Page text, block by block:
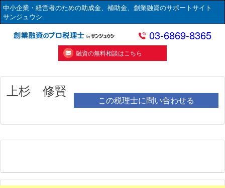
中小企業・経営者のための助成金、補助金、創業融資のサポートサイト
サンジュウシ
03-6869-8365
融資の無料相談はこちら
上杉 修賢
この税理士に問い合わせる